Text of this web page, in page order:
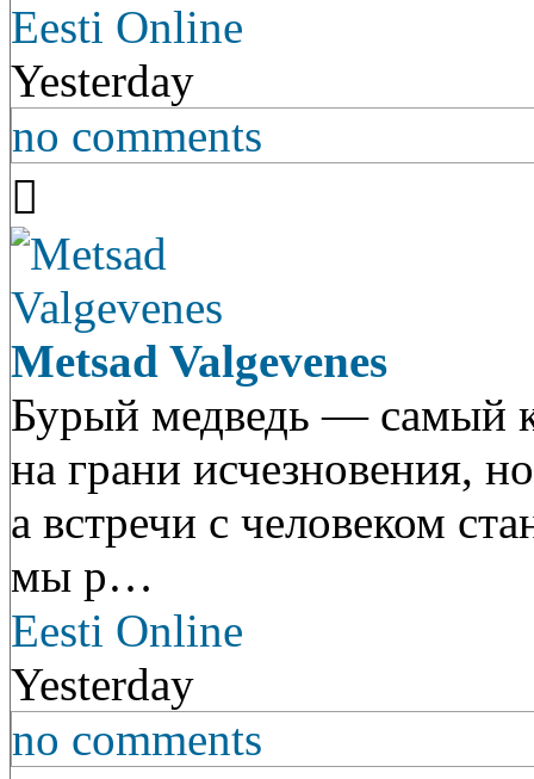
Eesti Online
Yesterday
no comments
Metsad Valgevenes
Бурый медведь — самый
на грани исчезновения,
а встречи с человеком
мы р…
Eesti Online
Yesterday
no comments